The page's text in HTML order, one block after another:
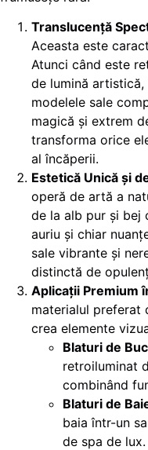
Translucență
Aceasta este
Atunci când este
de lumină artistică,
modelele sale
magică și extrem
transforma orice
al încăperii.
Estetică Unică și
operă de artă a
de la alb pur și bej
auriu și chiar
sale vibrante și
distinctă de
Aplicații Premium
materialul preferat
crea elemente
Blaturi de
retroiluminat
combinând
Blaturi de
baia într-un
de spa de lux.